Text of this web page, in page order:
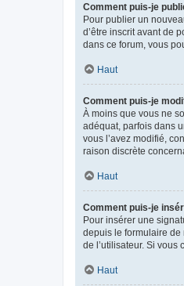
Comment puis-je
Pour publier un
d’être inscrit avant de
dans ce forum, vous
Haut
Comment puis-je
À moins que vous ne
adéquat, parfois dans
vous l’avez modifié,
raison discrète
Haut
Comment puis-je
Pour insérer une
depuis le formulaire de
de l’utilisateur. Si vous
Haut